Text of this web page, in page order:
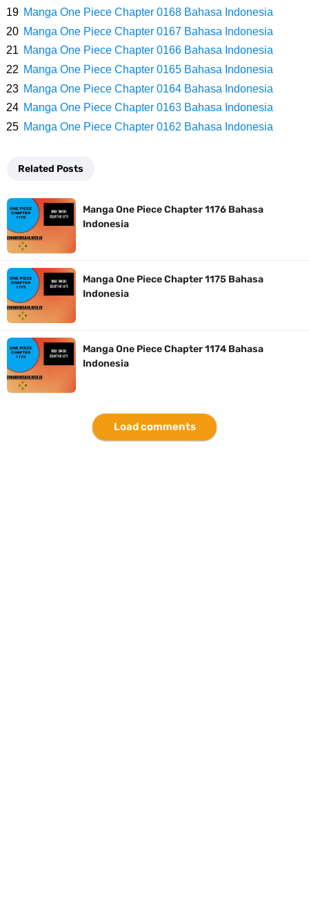
Indonesia
Resep Roti Panggang, Sangat Mudah Untuk Menjadi Cemilan
Bersama Keluarga
Arti Bendera Seychelles, Negara Kepulauan Yang Terletak Di
Sama Sekali
7 Fakta Queen One Piece, All Star Yang Jadi Penanggung Jawab
Penjara Udon
7 Fakta Brook One Piece, Mantan Kapten Yang Poster Bountynya
Poster Konser
7 Kapal Pesiar Terberat Di Dunia, Simbol Ambisi Industri Pariwisata
Laut
Manga One Piece Chapter 0168 Bahasa Indonesia
Manga One Piece Chapter 0167 Bahasa Indonesia
Manga One Piece Chapter 0166 Bahasa Indonesia
Manga One Piece Chapter 0165 Bahasa Indonesia
Manga One Piece Chapter 0164 Bahasa Indonesia
Manga One Piece Chapter 0163 Bahasa Indonesia
Manga One Piece Chapter 0162 Bahasa Indonesia
Related Posts
Manga One Piece Chapter 1176 Bahasa
Indonesia
Manga One Piece Chapter 1175 Bahasa
Indonesia
Manga One Piece Chapter 1174 Bahasa
Indonesia
Load comments